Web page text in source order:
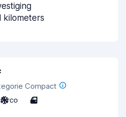
kilometers
Compact
Airco 4